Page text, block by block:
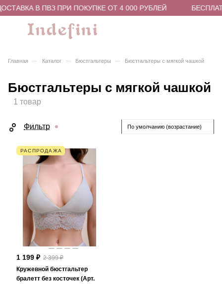
В ПВЗ ПРИ ПОКУПКЕ ОТ 4 000 РУБЛЕЙ
Главная – Каталог – Бюстгальтеры – Бюстгальтеры с мягкой чашкой
Бюстгальтеры с мягкой чашкой
1 товар
Фильтр По умолчанию (возрастание)
РАСПРОДАЖА
1 199 ₽ 2 399 ₽
Кружевной бюстгальтер
бралетт без косточек (Арт.